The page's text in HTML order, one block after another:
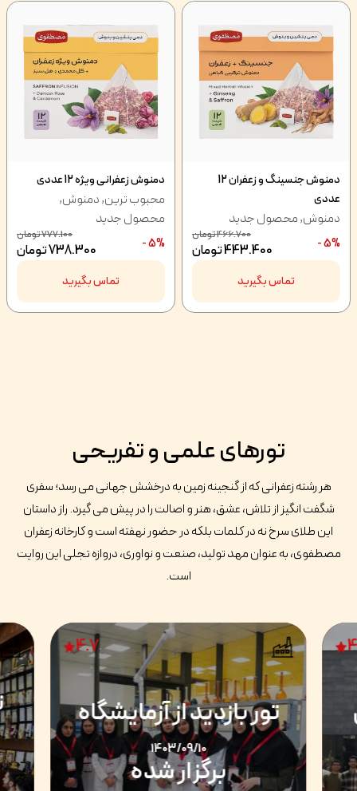
دمنوش جنسینگ و زعفران 12
عددی
دمنوش,محصول جدید
5% -
466.700تومان
443.400تومان
تماس بگیرید
دمنوش زعفرانی ویژه 12 عددی
محبوب ترین,دمنوش,
محصول جدید
5% -
777.100تومان
738.300تومان
تماس بگیرید
تورهای علمی و تفریحی
هر رشته زعفرانی که از گنجینه زمین به درخشش جهانی می رسد؛ سفری
شگفت انگیز از تلاش، عشق، هنر و اصالت را در پیش می گیرد. راز داستان
این طلای سرخ نه در کلمات بلکه در حضور نهفته است و کارخانه زعفران
مصطفوی، به عنوان مهد تولید، صنعت و نواوری، دروازه تجلی این روایت
است.
4.7
تور بازدید از آزمایشگاه
1403/09/10
برگزار شده